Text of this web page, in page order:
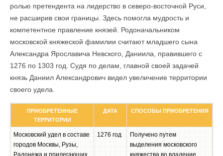
ролью претендента на лидерство в северо-восточной Руси,
не расширив свои границы. Здесь помогла мудрость и
компетентное правление князей. Родоначальником
московской княжеской фамилии считают младшего сына
Александра Ярославича Невского, Даниила, правившего с
1276 по 1303 год. Судя по делам, главной своей задачей
князь Даниил Александрович видел увеличение территории
своего удела.
ПРИОБРЕТЕННЫЕ
ТЕРРИТОРИИ
ДАТА СПОСОБЫ ПРИОБРЕТЕНИЯ
Московский удел в составе
городов Москвы, Рузы,
Радонежа и прилегающих
1276 год
Получено путем
выделения московского
княжества во владение